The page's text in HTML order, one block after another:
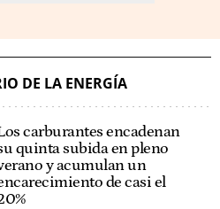
DE LA ENERGÍA
carburantes encadenan
quinta subida en pleno
y acumulan un
de casi el